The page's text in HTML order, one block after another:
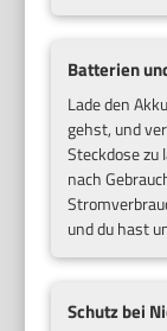
Batterien
Lade den
gehst, und
Steckdose
nach
und du hast
Schutz bei